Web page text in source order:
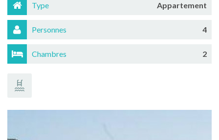
Type Appartement
Personnes 4
Chambres 2